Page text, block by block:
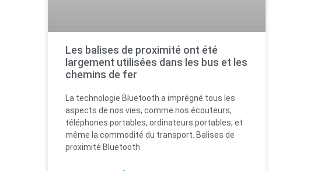
Les balises de proximité ont été
largement utilisées dans les bus et les
chemins de fer
La technologie Bluetooth a imprégné tous les
aspects de nos vies, comme nos écouteurs,
téléphones portables, ordinateurs portables, et
même la commodité du transport. Balises de
proximité Bluetooth